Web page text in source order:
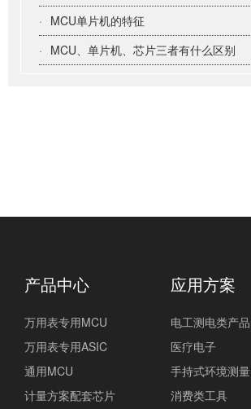
· MCU单片机的特征
· MCU、单片机、芯片三者有什么区别
产品中心
万用表专用MCU
万用表专用ASIC
通用MCU
计量方案配套芯片
应用方案
电工测电类产品
医疗电子
手持式环境测量
消费类工具